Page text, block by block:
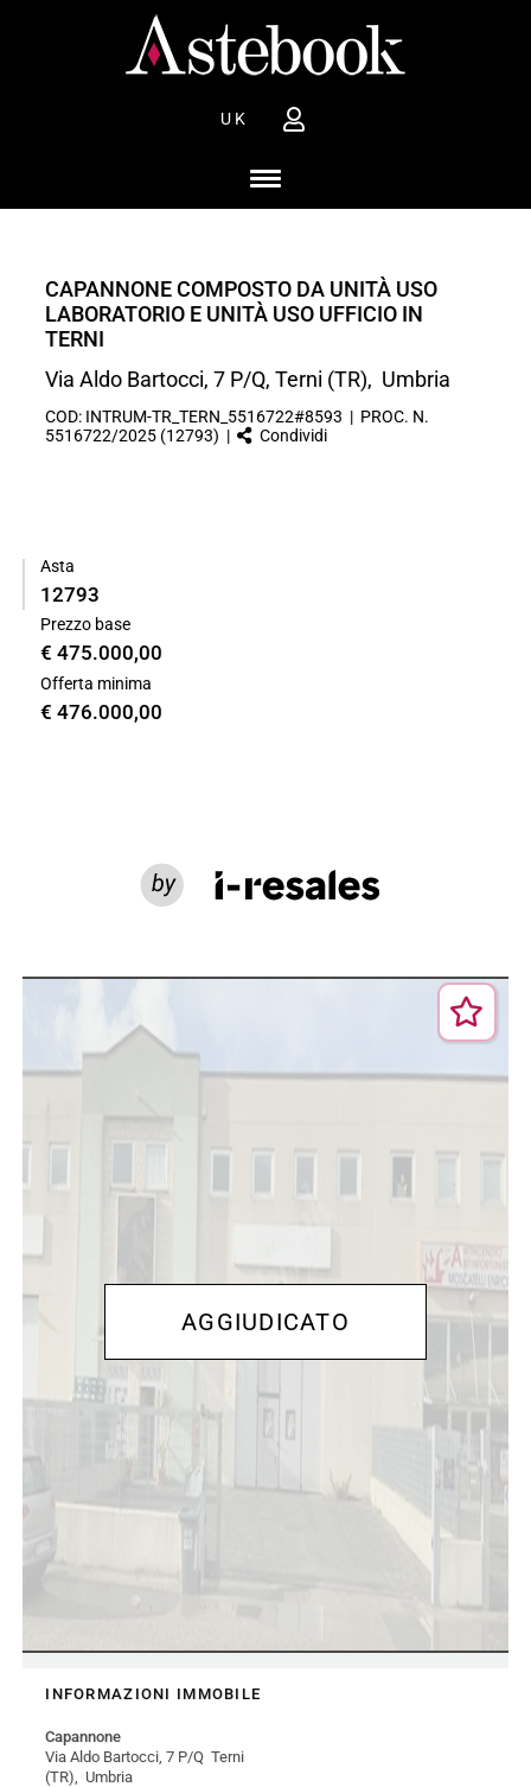
UK
CAPANNONE COMPOSTO DA UNITÀ USO
LABORATORIO E UNITÀ USO UFFICIO IN
TERNI
Via Aldo Bartocci, 7 P/Q, Terni (TR), Umbria
COD: INTRUM-TR_TERN_5516722#8593 | PROC. N.
5516722/2025 (12793) |
Condividi
Asta
12793
Prezzo base
€ 475.000,00
Offerta minima
€ 476.000,00
INFORMAZIONI IMMOBILE
Capannone
Via Aldo Bartocci, 7 P/Q Terni
(TR), Umbria